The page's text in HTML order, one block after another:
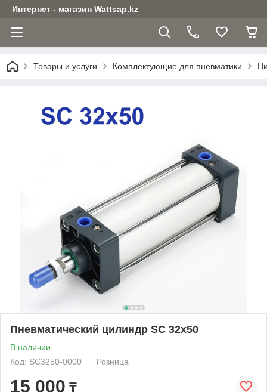
Интернет - магазин Wattsap.kz
Товары и услуги Комплектующие для пневматики
Пневматический цилиндр SC 32х50
В наличии
Код: SC3250-0000
Розница
15 000 ₸